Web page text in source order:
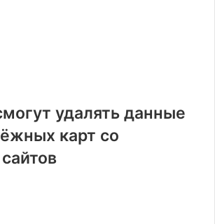
удалять данные
карт со